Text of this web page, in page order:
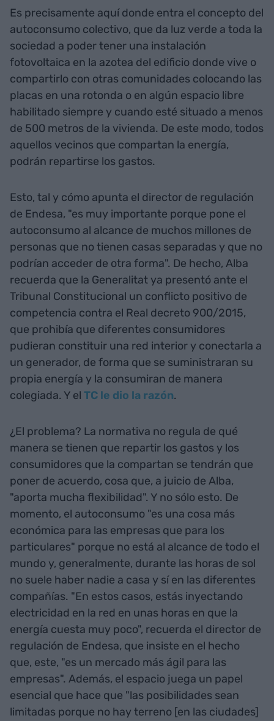
Es precisamente aquí donde entra el concepto del
autoconsumo colectivo, que da luz verde a toda la
sociedad a poder tener una instalación
fotovoltaica en la azotea del edificio donde vive o
compartirlo con otras comunidades colocando las
placas en una rotonda o en algún espacio libre
habilitado siempre y cuando esté situado a menos
de 500 metros de la vivienda. De este modo, todos
aquellos vecinos que compartan la energía,
podrán repartirse los gastos.
Esto, tal y cómo apunta el director de regulación
de Endesa, "es muy importante porque pone el
autoconsumo al alcance de muchos millones de
personas que no tienen casas separadas y que no
podrían acceder de otra forma". De hecho, Alba
recuerda que la Generalitat ya presentó ante el
Tribunal Constitucional un conflicto positivo de
competencia contra el Real decreto 900/2015,
que prohibía que diferentes consumidores
pudieran constituir una red interior y conectarla a
un generador, de forma que se suministraran su
propia energía y la consumiran de manera
colegiada. Y el TC le dio la razón.
¿El problema? La normativa no regula de qué
manera se tienen que repartir los gastos y los
consumidores que la compartan se tendrán que
poner de acuerdo, cosa que, a juicio de Alba,
"aporta mucha flexibilidad". Y no sólo esto. De
momento, el autoconsumo "es una cosa más
económica para las empresas que para los
particulares" porque no está al alcance de todo el
mundo y, generalmente, durante las horas de sol
no suele haber nadie a casa y sí en las diferentes
compañías. "En estos casos, estás inyectando
electricidad en la red en unas horas en que la
energía cuesta muy poco", recuerda el director de
regulación de Endesa, que insiste en el hecho
que, este, "es un mercado más ágil para las
empresas". Además, el espacio juega un papel
esencial que hace que "las posibilidades sean
limitadas porque no hay terreno [en las ciudades]